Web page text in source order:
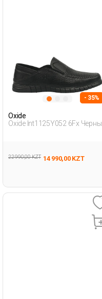
- 35%
Oxide
Oxide Int1125Y052 6Fx Черный
22 990,00 KZT 14 990,00 KZT